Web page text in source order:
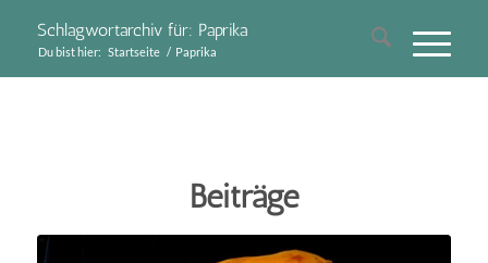
Schlagwortarchiv für: Paprika
Du bist hier: Startseite / Paprika
Beiträge